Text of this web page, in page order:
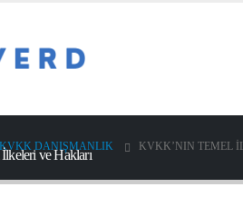
KVKK DANIŞMANLIK KVKK’NIN TEMEL
ve Hakları